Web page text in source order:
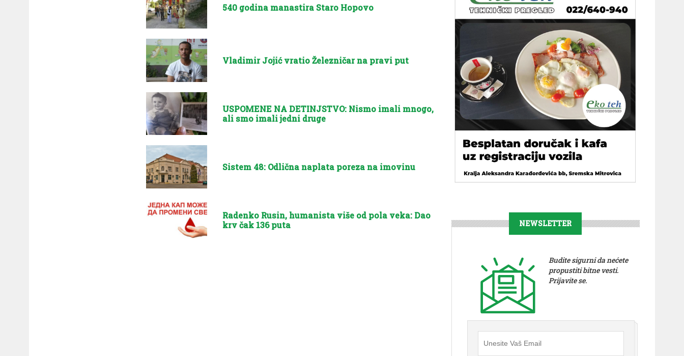
540 godina manastira Staro Hopovo
Vladimir Jojić vratio Železničar na pravi put
USPOMENE NA DETINJSTVO: Nismo imali mnogo,
ali smo imali jedni druge
Sistem 48: Odlična naplata poreza na imovinu
Radenko Rusin, humanista više od pola veka: Dao
krv čak 136 puta
NEWSLETTER
Budite sigurni da nećete
propustiti bitne vesti.
Prijavite se.